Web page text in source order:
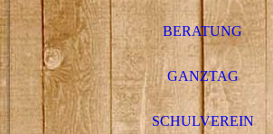
BERATUNG
GANZTAG
SCHULVEREIN